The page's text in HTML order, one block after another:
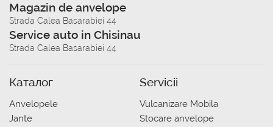
Magazin de anvelope
Strada Calea Basarabiei 44
Service auto in Chisinau
Strada Calea Basarabiei 44
Каталог
Anvelopele
Jante
Servicii
Vulcanizare Mobila
Stocare anvelope